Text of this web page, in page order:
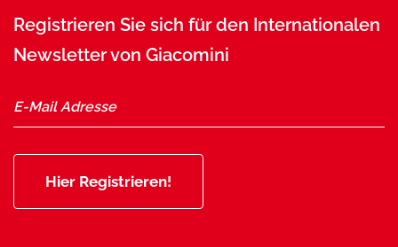
Registrieren Sie sich für den Internationalen
Newsletter von Giacomini
Hier Registrieren!